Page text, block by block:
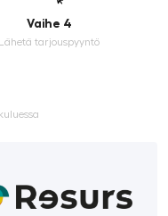
Vaihe 4
Lähetä tarjouspyyntö